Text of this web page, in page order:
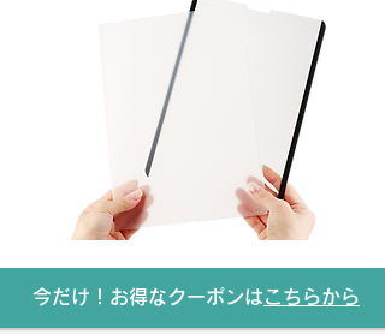
今だけ！お得なクーポンはこちらから